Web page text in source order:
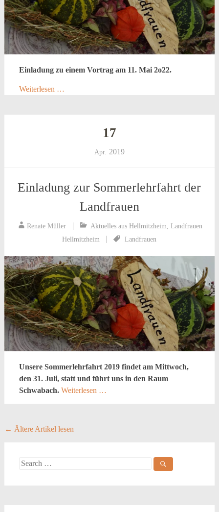
Einladung zu einem Vortrag am 11. Mai 2o22.
Weiterlesen …
17
Apr. 2019
Einladung zur Sommerlehrfahrt der
Landfrauen
Renate Müller Aktuelles aus Hellmitzheim ,Landfrauen
Hellmitzheim
Landfrauen
Unsere Sommerlehrfahrt 2019 findet am Mittwoch,
den 31. Juli, statt und führt uns in den Raum
Schwabach. Weiterlesen …
Posts
← Ältere Artikel lesen
Search